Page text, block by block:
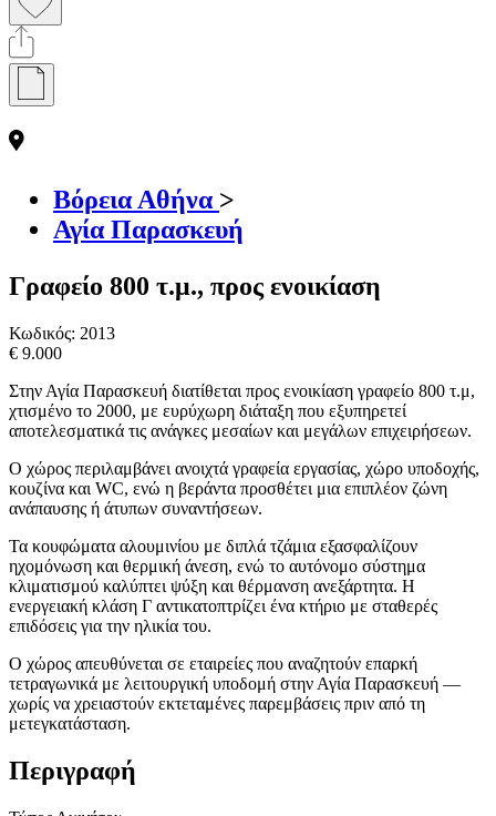
Βόρεια Αθήνα >
Αγία Παρασκευή
Γραφείο 800 τ.μ., προς ενοικίαση
Κωδικός: 2013
€ 9.000
Στην Αγία Παρασκευή διατίθεται προς ενοικίαση γραφείο 800 τ.μ,
χτισμένο το 2000, με ευρύχωρη διάταξη που εξυπηρετεί
αποτελεσματικά τις ανάγκες μεσαίων και μεγάλων επιχειρήσεων.
Ο χώρος περιλαμβάνει ανοιχτά γραφεία εργασίας, χώρο υποδοχής,
κουζίνα και WC, ενώ η βεράντα προσθέτει μια επιπλέον ζώνη
ανάπαυσης ή άτυπων συναντήσεων.
Τα κουφώματα αλουμινίου με διπλά τζάμια εξασφαλίζουν
ηχομόνωση και θερμική άνεση, ενώ το αυτόνομο σύστημα
κλιματισμού καλύπτει ψύξη και θέρμανση ανεξάρτητα. Η
ενεργειακή κλάση Γ αντικατοπτρίζει ένα κτήριο με σταθερές
επιδόσεις για την ηλικία του.
Ο χώρος απευθύνεται σε εταιρείες που αναζητούν επαρκή
τετραγωνικά με λειτουργική υποδομή στην Αγία Παρασκευή —
χωρίς να χρειαστούν εκτεταμένες παρεμβάσεις πριν από τη
μετεγκατάσταση.
Περιγραφή